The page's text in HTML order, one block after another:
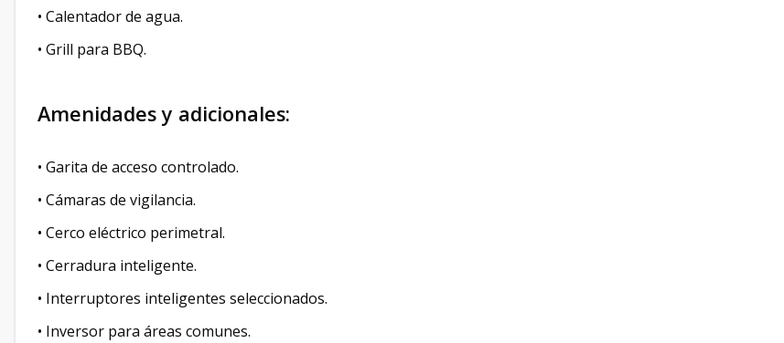
• Calentador de agua.
• Grill para BBQ.
Amenidades y adicionales:
• Garita de acceso controlado.
• Cámaras de vigilancia.
• Cerco eléctrico perimetral.
• Cerradura inteligente.
• Interruptores inteligentes seleccionados.
• Inversor para áreas comunes.